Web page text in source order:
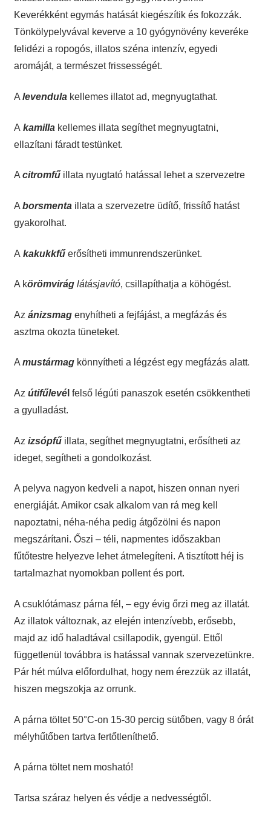
Keverékként egymás hatását kiegészítik és fokozzák.
Tönkölypelyvával keverve a 10 gyógynövény keveréke
felidézi a ropogós, illatos széna intenzív, egyedi
aromáját, a természet frissességét.
A levendulakellemes illatot ad, megnyugtathat.
A kamillakellemes illata segíthet megnyugtatni,
ellazítani fáradt testünket.
A citromfűillata nyugtató hatással lehet a szervezetre
A borsmentaillata a szervezetre üdítő, frissítő hatást
gyakorolhat.
A kakukkfű erősítheti immunrendszerünket.
A körömviráglátásjavító, csillapíthatja a köhögést.
Az ánizsmagenyhítheti a fejfájást, a megfázás és
asztma okozta tüneteket.
Amustármagkönnyítheti a légzést egy megfázás alatt.
Az útifűlevél felső légúti panaszok esetén csökkentheti
a gyulladást.
Az izsópfűillata, segíthet megnyugtatni, erősítheti az
ideget, segítheti a gondolkozást.
A pelyva nagyon kedveli a napot, hiszen onnan nyeri
energiáját. Amikor csak alkalom van rá meg kell
napoztatni, néha-néha pedig átgőzölni és napon
megszárítani. Őszi – téli, napmentes időszakban
fűtőtestre helyezve lehet átmelegíteni. A tisztított héj is
tartalmazhat nyomokban pollent és port.
A csuklótámasz párna fél, – egy évig őrzi meg az illatát.
Az illatok változnak, az elején intenzívebb, erősebb,
majd az idő haladtával csillapodik, gyengül. Ettől
függetlenül továbbra is hatással vannak szervezetünkre.
Pár hét múlva előfordulhat, hogy nem érezzük az illatát,
hiszen megszokja az orrunk.
A párna töltet 50°C-on 15-30 percig sütőben, vagy 8 órát
mélyhűtőben tartva fertőtleníthető.
A párna töltet nem mosható!
Tartsa száraz helyen és védje a nedvességtől.